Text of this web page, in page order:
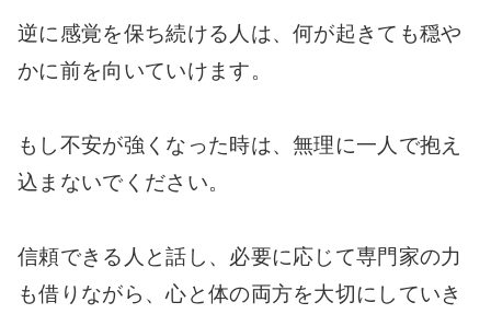
逆に感覚を保ち続ける人は、何が起きても穏や
かに前を向いていけます。
もし不安が強くなった時は、無理に一人で抱え
込まないでください。
信頼できる人と話し、必要に応じて専門家の力
も借りながら、心と体の両方を大切にしていき